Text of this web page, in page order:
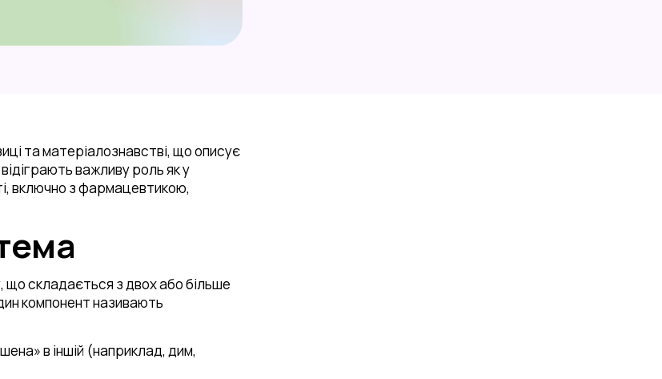
підготовки шліфів
досліджень
Лабораторія 3D
моделювання
монокристалів
Лабораторія
порошків
та матеріалознавстві, що описує
важливу роль як у
включно з фармацевтикою,
складається з двох або більше
компонент називають
в іншій (наприклад, дим,